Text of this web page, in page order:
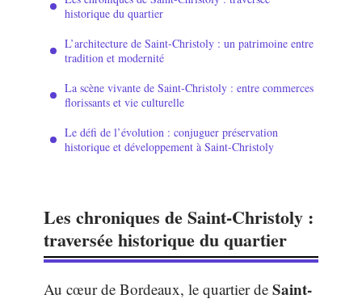
historique du quartier
L’architecture de Saint-Christoly : un patrimoine entre
tradition et modernité
La scène vivante de Saint-Christoly : entre commerces
florissants et vie culturelle
Le défi de l’évolution : conjuguer préservation
historique et développement à Saint-Christoly
Les chroniques de Saint-Christoly :
traversée historique du quartier
Au cœur de Bordeaux, le quartier de Saint-